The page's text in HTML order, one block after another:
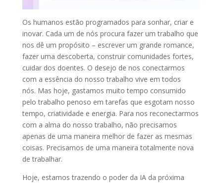
Os humanos estão programados para sonhar, criar e
inovar. Cada um de nós procura fazer um trabalho que
nos dê um propósito – escrever um grande romance,
fazer uma descoberta, construir comunidades fortes,
cuidar dos doentes. O desejo de nos conectarmos
com a essência do nosso trabalho vive em todos
nós. Mas hoje, gastamos muito tempo consumido
pelo trabalho penoso em tarefas que esgotam nosso
tempo, criatividade e energia. Para nos reconectarmos
com a alma do nosso trabalho, não precisamos
apenas de uma maneira melhor de fazer as mesmas
coisas. Precisamos de uma maneira totalmente nova
de trabalhar.
Hoje, estamos trazendo o poder da IA ​​da próxima